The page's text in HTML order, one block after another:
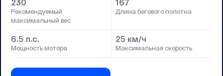
230
Рекомендуемый
максимальный вес
167
Длина бегового полотна
6.5 л.с.
Мощность мотора
25 км/ч
Максимальная скорость